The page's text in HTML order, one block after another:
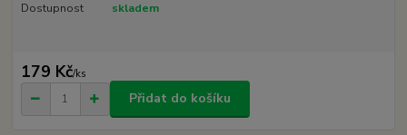
Dostupnost skladem
179 Kč/ks
Přidat do košíku